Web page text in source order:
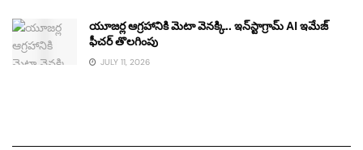
యూజర్ల ఆగ్రహానికి మెటా వెనక్కి.. ఇన్‌స్టాగ్రామ్ AI ఇమేజ్
ఫీచర్ తొలగింపు
JULY 11, 2026